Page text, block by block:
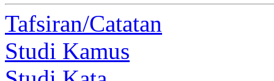
Tafsiran/Catatan
Studi Kamus